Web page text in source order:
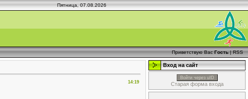
Пятница, 07.08.2026
Приветствую Вас Гость|RSS
14:19
Вход на сайт
Войти через uID
Старая форма входа